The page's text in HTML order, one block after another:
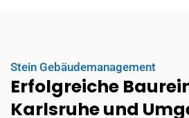
Stein Gebäudemanagement
Erfolgreiche
Karlsruhe und